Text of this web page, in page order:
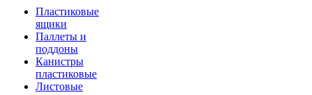
Пластиковые
ящики
Паллеты и
поддоны
Канистры
пластиковые
Листовые